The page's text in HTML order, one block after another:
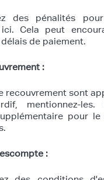
des pénalités
ici. Cela peut
de paiement.
:
recouvrement sont
mentionnez-
pour
: